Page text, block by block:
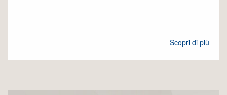
Scopri di più